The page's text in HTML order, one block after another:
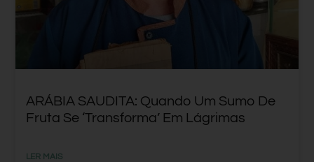
ARÁBIA SAUDITA: Quando Um Sumo De
Fruta Se ‘transforma’ Em Lágrimas
LER MAIS